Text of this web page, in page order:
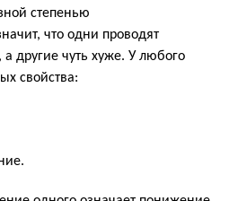
степенью
что одни проводят
а другие чуть хуже. У любого
свойства: